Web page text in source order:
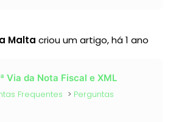
Malta criou um artigo,há 1 ano
Via da Nota Fiscal e XML
Frequentes
Perguntas